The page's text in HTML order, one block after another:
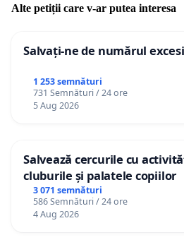
Alte petiții care v-ar putea interesa
Salvați-ne de numărul
1 253 semnături
731 Semnături / 24 ore
5 Aug 2026
Salvează cercurile cu
cluburile și palatele copiilor
3 071 semnături
586 Semnături / 24 ore
4 Aug 2026